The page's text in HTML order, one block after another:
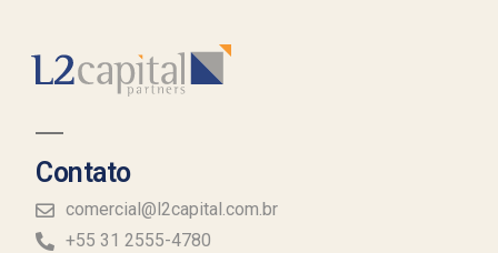
Contato
comercial@l2capital.com.br
+55 31 2555-4780